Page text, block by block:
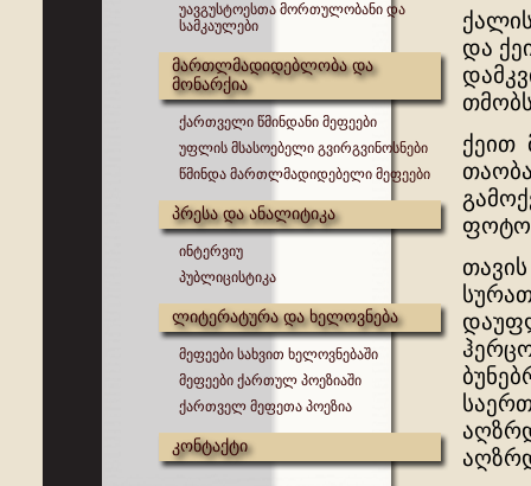
უავგუსტოესთა მორთულობანი და
სამკაულები
მართლმადიდებლობა და
მონარქია
ქართველი წმინდანი მეფეები
უფლის მსასოებელი გვირგვინოსნები
წმინდა მართლმადიდებელი მეფეები
პრესა და ანალიტიკა
ინტერვიუ
პუბლიცისტიკა
ლიტერატურა და ხელოვნება
მეფეები სახვით ხელოვნებაში
მეფეები ქართულ პოეზიაში
ქართველ მეფეთა პოეზია
კონტაქტი
და
ქეით